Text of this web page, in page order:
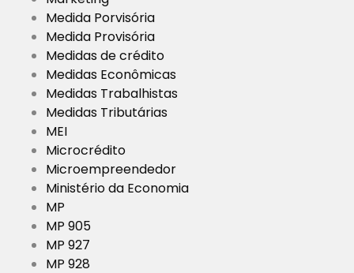
Medida Porvisória
Medida Provisória
Medidas de crédito
Medidas Econômicas
Medidas Trabalhistas
Medidas Tributárias
MEI
Microcrédito
Microempreendedor
Ministério da Economia
MP
MP 905
MP 927
MP 928